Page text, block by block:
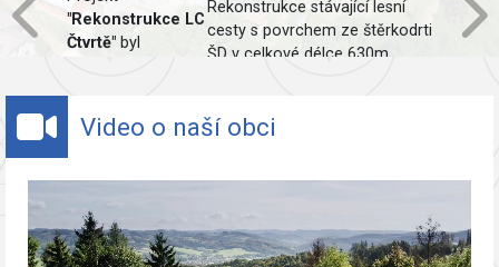
"Rekonstrukce LC
Čtvrtě" byl
Rekonstrukce stávající lesní
cesty s povrchem ze štěrkodrti
ŠD v celkové délce 630m,
Video o naší obci